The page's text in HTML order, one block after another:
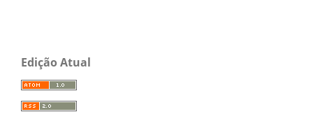
Edição Atual